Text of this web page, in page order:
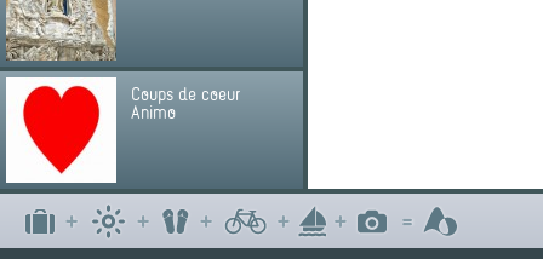
Coups de coeur
Animo